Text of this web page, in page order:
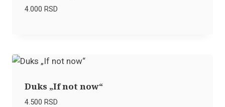
4.000 RSD
Duks „If not now“
4.500 RSD